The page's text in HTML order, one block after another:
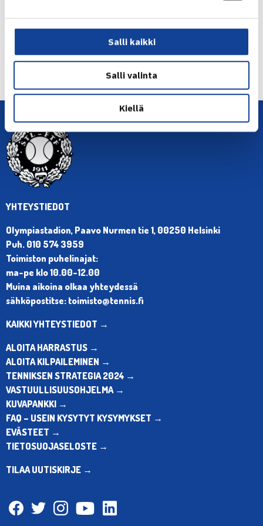
Salli kaikki
Salli valinta
Kiellä
Seuraava uutinen: Heliövaara/Laaksonen
loppuotteluun Yhdysvalloissa… →
YHTEYSTIEDOT
Olympiastadion, Paavo Nurmen tie 1, 00250 Helsinki
Puh. 010 574 3959
Toimiston puhelinajat:
ma-pe klo 10.00-12.00
Muina aikoina olkaa yhteydessä
sähköpostitse: toimisto@tennis.fi
KAIKKI YHTEYSTIEDOT →
ALOITA HARRASTUS →
ALOITA KILPAILEMINEN →
TENNIKSEN STRATEGIA 2024 →
VASTUULLISUUSOHJELMA →
KUVAPANKKI →
FAQ – USEIN KYSYTYT KYSYMYKSET →
EVÄSTEET →
TIETOSUOJASELOSTE →
TILAA UUTISKIRJE →